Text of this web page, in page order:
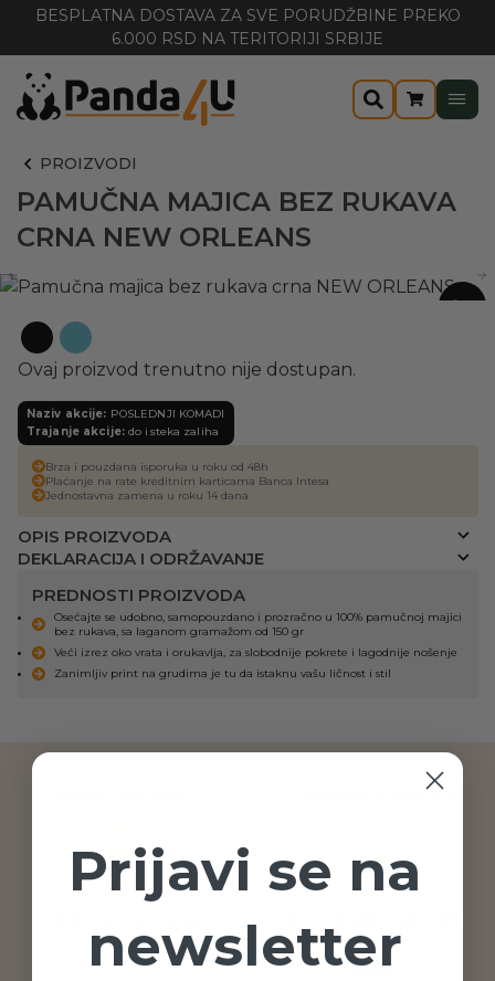
BESPLATNA DOSTAVA ZA SVE PORUDŽBINE PREKO
6.000 RSD NA TERITORIJI SRBIJE
PROIZVODI
PAMUČNA MAJICA BEZ RUKAVA
CRNA NEW ORLEANS
-40%
Ovaj proizvod trenutno nije dostupan.
Naziv akcije: POSLEDNJI KOMADI
Trajanje akcije:do isteka zaliha
Brza i pouzdana isporuka u roku od 48h
Plaćanje na rate kreditnim karticama Banca Intesa
Jednostavna zamena u roku 14 dana
OPIS PROIZVODA
DEKLARACIJA I ODRŽAVANJE
PREDNOSTI PROIZVODA
Osećajte se udobno, samopouzdano i prozračno u 100% pamučnoj majici
bez rukava, sa laganom gramažom od 150 gr
Veći izrez oko vrata i orukavlja, za slobodnije pokrete i lagodnije nošenje
Zanimljiv print na grudima je tu da istaknu vašu ličnost i stil
Telefonska podrška
Prijavi se na
newsletter